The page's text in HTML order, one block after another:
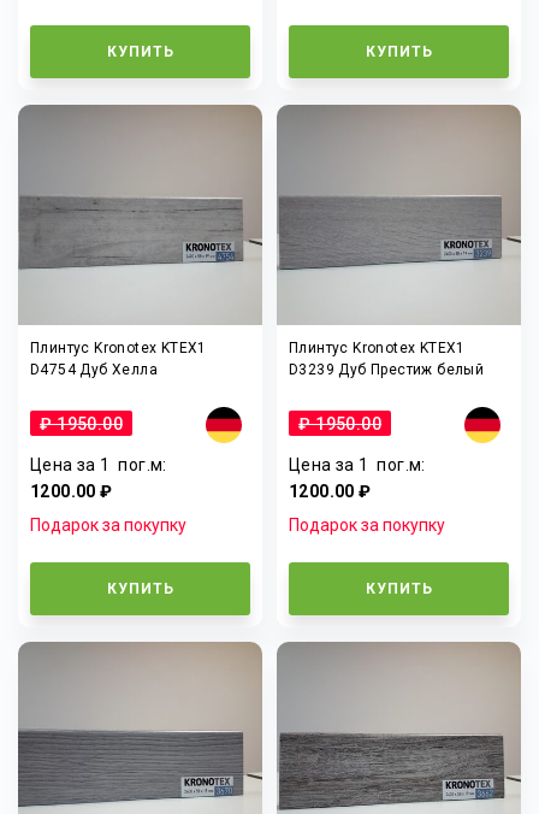
КУПИТЬ КУПИТЬ
Плинтус Kronotex KTEX1
D4754 Дуб Хелла
₽ 1950.00
Цена за 1пог.м:
1200.00 ₽
Подарок за покупку
КУПИТЬ
Плинтус Kronotex KTEX1
D3239 Дуб Престиж белый
₽ 1950.00
Цена за 1пог.м:
1200.00 ₽
Подарок за покупку
КУПИТЬ